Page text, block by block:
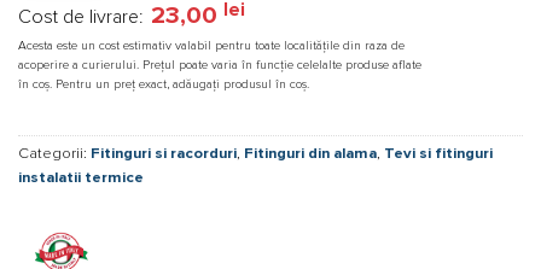
Cost de livrare: 23,00 lei
Acesta este un cost estimativ valabil pentru toate localitățile din raza de
acoperire a curierului. Prețul poate varia în funcție celelalte produse aflate
în coș. Pentru un preț exact, adăugați produsul în coș.
Categorii: Fitinguri si racorduri, Fitinguri din alama, Tevi si fitinguri
instalatii termice